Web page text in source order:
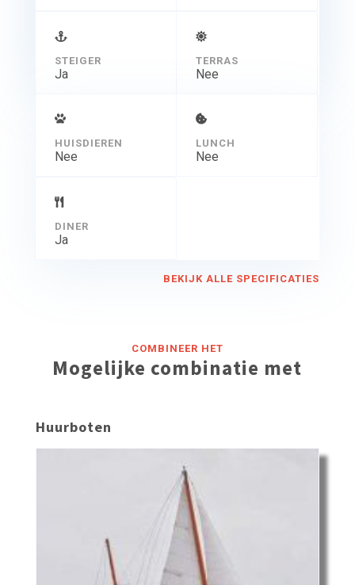
STEIGER
Ja
TERRAS
Nee
HUISDIEREN
Nee
LUNCH
Nee
DINER
Ja
BEKIJK ALLE SPECIFICATIES
COMBINEER HET
Mogelijke combinatie met
Huurboten